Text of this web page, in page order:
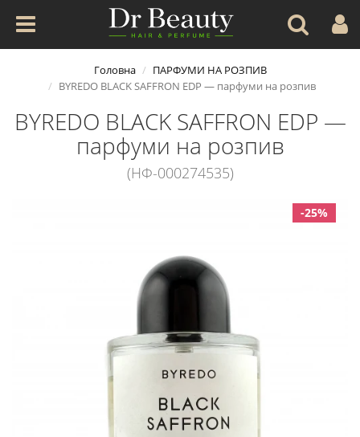
Головна
ПАРФУМИ НА РОЗПИВ
BYREDO BLACK SAFFRON EDP — парфуми на розпив
BYREDO BLACK SAFFRON EDP —
парфуми на розпив
(НФ-000274535)
-25%